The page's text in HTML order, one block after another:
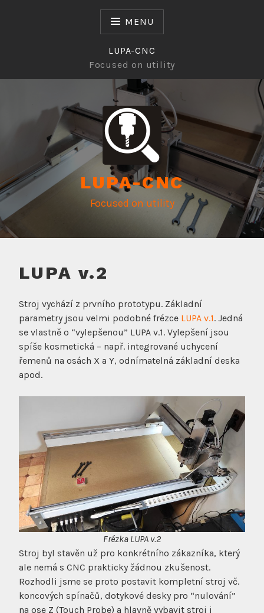
MENU
LUPA-CNC
Focused on utility
LUPA-CNC
Focused on utility
LUPA v.2
Stroj vychází z prvního prototypu. Základní
parametry jsou velmi podobné frézce LUPA v.1. Jedná
se vlastně o “vylepšenou” LUPA v.1. Vylepšení jsou
spíše kosmetická – např. integrované uchycení
řemenů na osách X a Y, odnímatelná základní deska
apod.
Frézka LUPA v.2
Stroj byl stavěn už pro konkrétního zákazníka, který
ale nemá s CNC prakticky žádnou zkušenost.
Rozhodli jsme se proto postavit kompletní stroj vč.
koncových spínačů, dotykové desky pro “nulování”
na ose Z (Touch Probe) a hlavně vybavit stroj i